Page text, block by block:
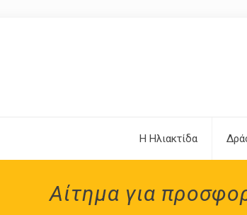
Η Ηλιακτίδα
Αίτημα για